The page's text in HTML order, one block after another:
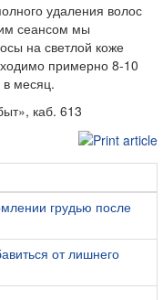
удаления волос
сеансом мы
на светлой коже
примерно 8-10
в месяц.
каб. 613
грудью после
от лишнего